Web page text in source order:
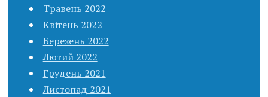
Травень 2022
Квітень 2022
Березень 2022
Лютий 2022
Грудень 2021
Листопад 2021